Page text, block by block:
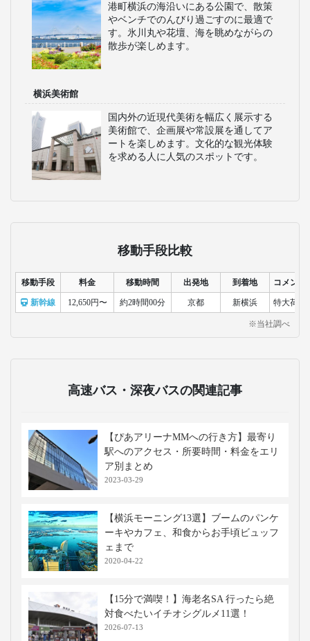
港町横浜の海沿いにある公園で、散策
やベンチでのんびり過ごすのに最適で
す。氷川丸や花壇、海を眺めながらの
散歩が楽しめます。
横浜美術館
国内外の近現代美術を幅広く展示する
美術館で、企画展や常設展を通してア
ートを楽しめます。文化的な観光体験
を求める人に人気のスポットです。
移動手段比較
移動手段 料金 移動時間 出発地 到着地 コメント
新幹線 12,650円〜 約2時間00分 京都 新横浜 特大荷物
※当社調べ
高速バス・深夜バスの関連記事
【ぴあアリーナMMへの行き方】最寄り
駅へのアクセス・所要時間・料金をエリ
ア別まとめ
2023-03-29
【横浜モーニング13選】ブームのパンケ
ーキやカフェ、和食からお手頃ビュッフ
ェまで
2020-04-22
【15分で満喫！】海老名SA 行ったら絶
対食べたいイチオシグルメ11選！
2026-07-13